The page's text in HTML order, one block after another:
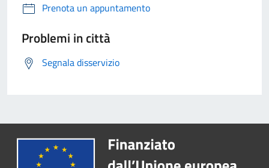
Prenota un appuntamento
Problemi in città
Segnala disservizio